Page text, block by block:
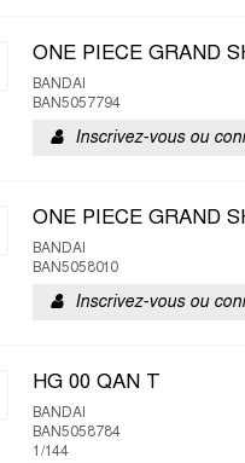
ONE PIECE GRAND
BANDAI
BAN5057794
Inscrivez-vous ou
ONE PIECE GRAND
BANDAI
BAN5058010
Inscrivez-vous ou
HG 00 QAN T
BANDAI
BAN5058784
1/144